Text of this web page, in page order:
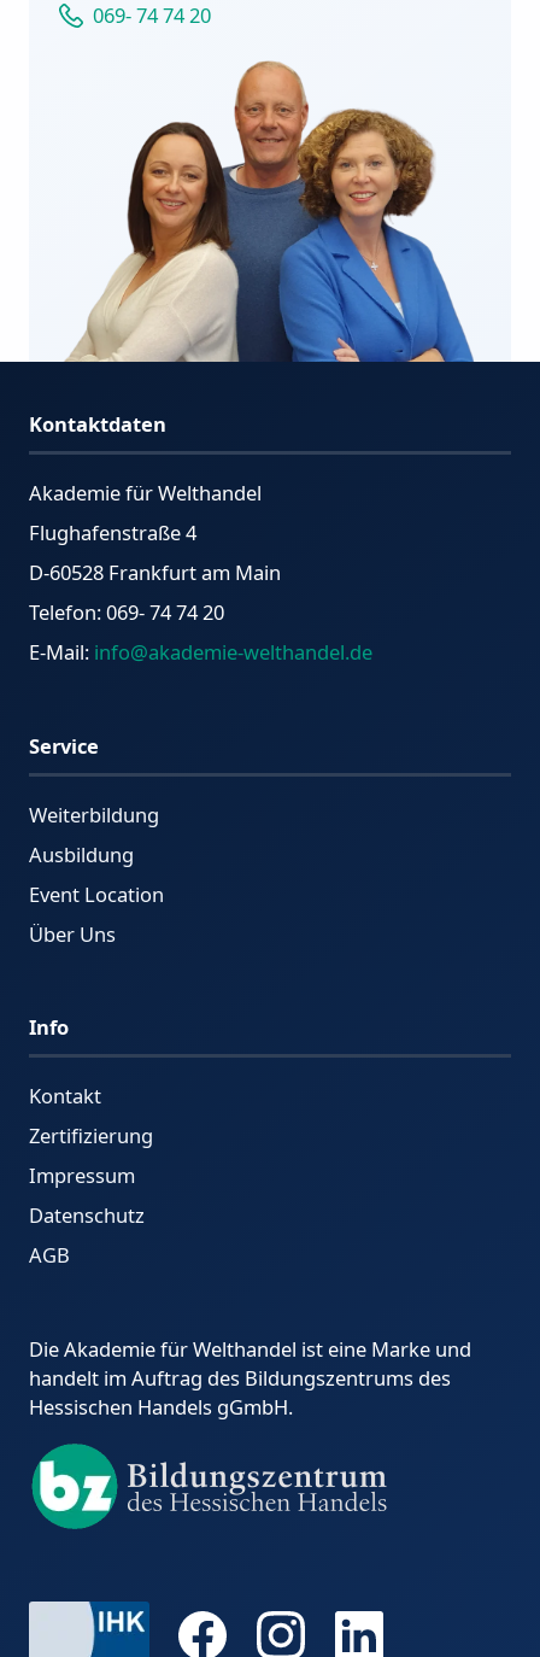
069- 74 74 20
Kontaktdaten
Akademie für Welthandel
Flughafenstraße 4
D-60528 Frankfurt am Main
Telefon: 069- 74 74 20
E-Mail: info@akademie-welthandel.de
Service
Weiterbildung
Ausbildung
Event Location
Über Uns
Info
Kontakt
Zertifizierung
Impressum
Datenschutz
AGB
Die Akademie für Welthandel ist eine Marke und
handelt im Auftrag des Bildungszentrums des
Hessischen Handels gGmbH.